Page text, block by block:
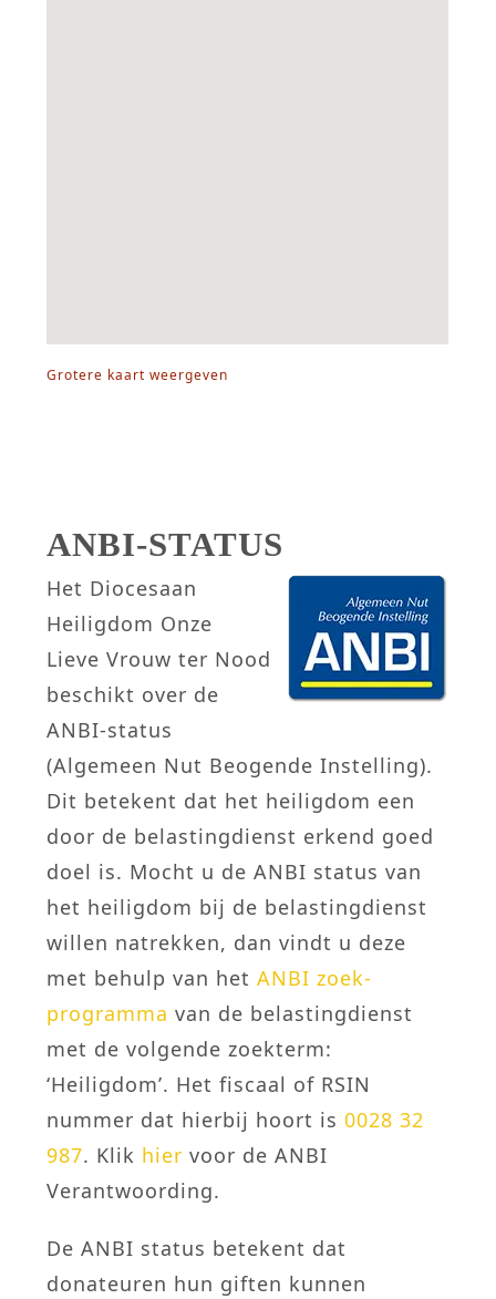
Grotere kaart weergeven
ANBI-STATUS
Het Diocesaan
Heiligdom Onze
Lieve Vrouw ter Nood
beschikt over de
ANBI-status
(Algemeen Nut Beogende Instelling).
Dit betekent dat het heiligdom een
door de belastingdienst erkend goed
doel is. Mocht u de ANBI status van
het heiligdom bij de belastingdienst
willen natrekken, dan vindt u deze
met behulp van hetANBI zoek­
programma van de belastingdienst
met de volgende zoekterm:
‘Heiligdom’. Het fiscaal of RSIN
nummer dat hierbij hoort is0028 32
987. Klik hier voor de ANBI
Verantwoording.
De ANBI status betekent dat
donateuren hun giften kunnen